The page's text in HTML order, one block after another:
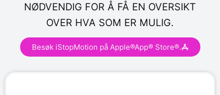
NØDVENDIG FOR Å FÅ EN OVERSIKT
OVER HVA SOM ER MULIG.
Besøk iStopMotion på Apple®App® Store®.